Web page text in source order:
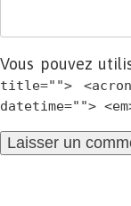
Vous pouvez
title="">
datetime="">